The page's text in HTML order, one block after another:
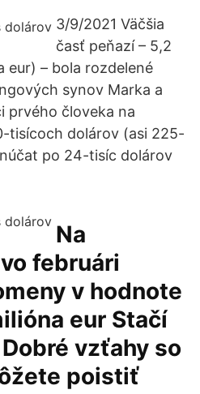
3/9/2021 Väčšia
časť peňazí – 5,2
eur) – bola rozdelené
synov Marka a
prvého človeka na
tisícoch dolárov (asi 225-
po 24-tisíc dolárov
Na
februári
v hodnote
eur Stačí
vzťahy so
poistiť